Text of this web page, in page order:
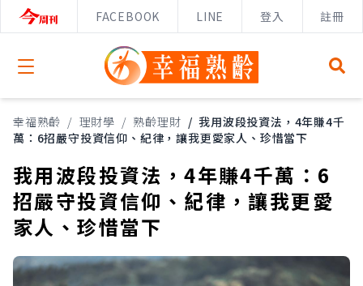
FACEBOOK LINE 登入 註冊
Open menu
幸福熟齡 / 理財學 / 熟齡理財 / 我用波段投資法，4年賺4千
萬：6招嚴守投資信仰、紀律，讓我更愛家人、珍惜當下
我用波段投資法，4年賺4千萬：6
招嚴守投資信仰、紀律，讓我更愛
家人、珍惜當下